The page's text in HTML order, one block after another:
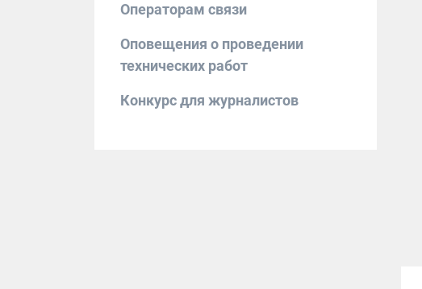
Операторам связи
Оповещения о проведении
технических работ
Конкурс для журналистов